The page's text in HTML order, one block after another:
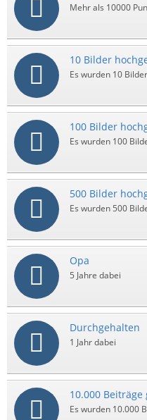
Mehr als 10000
10 Bilder
Es wurden 10
100 Bilder
Es wurden 100
500 Bilder
Es wurden 500
Opa
5 Jahre dabei
Durchgehalten
1 Jahr dabei
10.000
Es wurden 10.000